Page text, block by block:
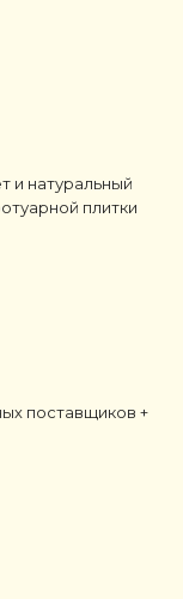
и натуральный
плитки
поставщиков +